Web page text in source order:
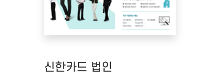
신한카드 법인